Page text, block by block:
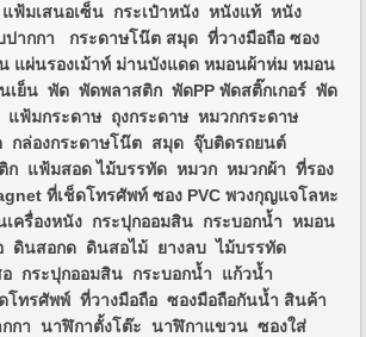
ฟ้มเสนอเซ็น กระเป๋าหนัง หนังแท้ หนัง
ปากกา กระดาษโน๊ต สมุด ที่วางมือถือ ซอง
แผ่นรองเม้าท์ ม่านบังแดด หมอนผ้าห่ม หมอน
เย็น พัด พัดพลาสติก พัดPP พัดสติ๊กเกอร์ พัด
ฟ้มกระดาษ ถุงกระดาษ หมวกกระดาษ
กล่องกระดาษโน๊ต สมุด จุ๊บติดรถยนต์
ก แฟ้มสอด ไม้บรรทัด หมวก หมวกผ้า ที่รอง
ที่เช็ดโทรศัพท์ ซอง PVC พวงกุญแจโลหะ
เครื่องหนัง กระปุกออมสิน กระบอกน้ำ หมอน
ดินสอกด ดินสอไม้ ยางลบ ไม้บรรทัด
กระปุกออมสิน กระบอกน้ำ แก้วน้ำ
โทรศัพพ์ ที่วางมือถือ ซองมือถือกันน้ำ สินค้า
กกา นาฬิกาตั้งโต๊ะ นาฬิกาแขวน ซองใส่